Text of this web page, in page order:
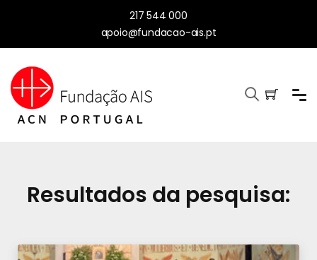
217 544 000
apoio@fundacao-ais.pt
Resultados da pesquisa: